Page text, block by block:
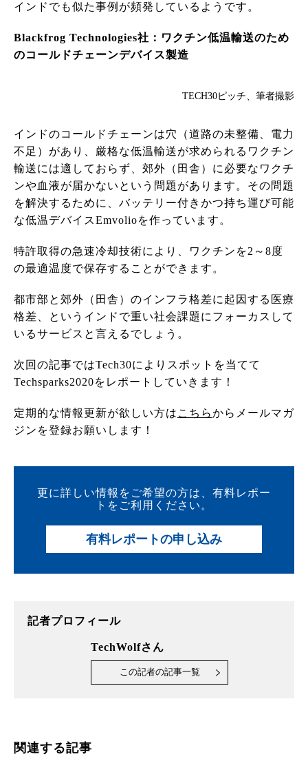
インドでも似た事例が頻発しているようです。
Blackfrog Technologies社：ワクチン低温輸送のため
のコールドチェーンデバイス製造
TECH30ピッチ、筆者撮影
インドのコールドチェーンは穴（道路の未整備、電力
不足）があり、厳格な低温輸送が求められるワクチン
輸送には適しておらず、郊外（田舎）に必要なワクチ
ンや血液が届かないという問題があります。その問題
を解決するために、バッテリー付きかつ持ち運び可能
な低温デバイスEmvolioを作っています。
特許取得の急速冷却技術により、ワクチンを2～8度
の最適温度で保存することができます。
都市部と郊外（田舎）のインフラ格差に起因する医療
格差、というインドで重い社会課題にフォーカスして
いるサービスと言えるでしょう。
次回の記事ではTech30によりスポットを当てて
Techsparks2020をレポートしていきます！
定期的な情報更新が欲しい方は こちらからメールマガ
ジンを登録お願いします！
更に詳しい情報をご希望の方は、有料レポー
トをご利用ください。
有料レポートの申し込み
記者プロフィール
TechWolfさん
この記者の記事一覧
関連する記事